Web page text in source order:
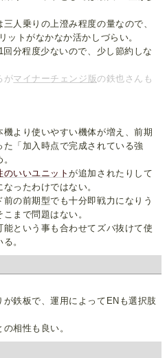
人乗りの上澄み程度の量なので、
ットがなかなか活かしづらい。
分程度少ないので、少し節約しな
がマイナーチェンジ版の鉄也さんも
より使いやすい機体が増え、前期
「加入時点で完成されている強
のいいユニットが追加されたりして
ったわけではない。
の前期型でも十分即戦力になりう
まで問題はない。
という事も合わせてズバ抜けて使
。
鉄板で、運用によってENも選択肢
相性も良い。